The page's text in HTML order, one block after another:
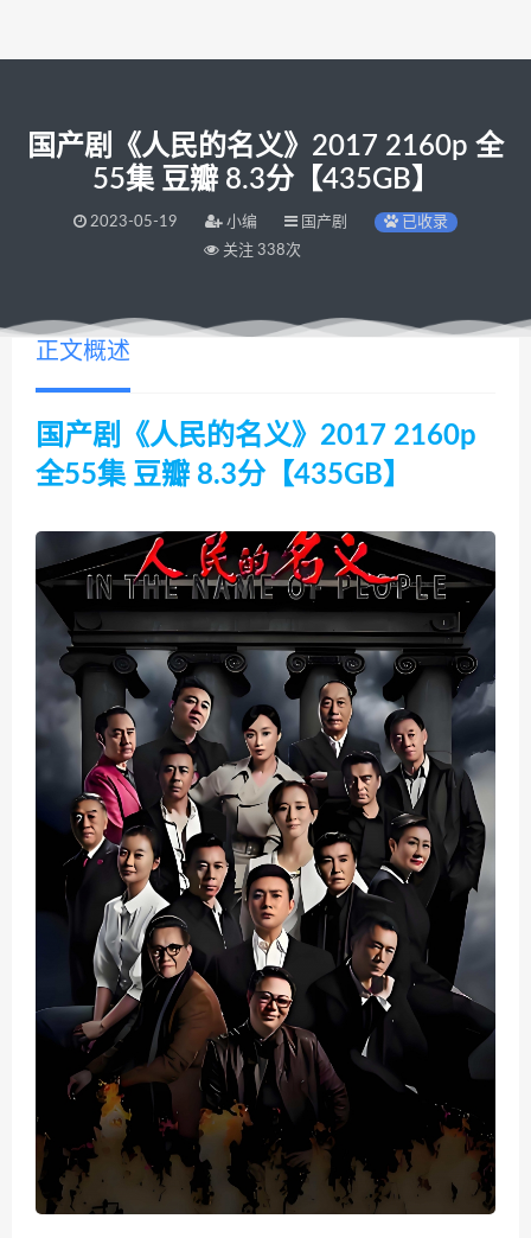
国产剧《人民的名义》2017 2160p 全
55集 豆瓣 8.3分【435GB】
2023-05-19 小编 国产剧
已收录
关注 338次
正文概述
国产剧《人民的名义》2017 2160p
全55集 豆瓣 8.3分【435GB】